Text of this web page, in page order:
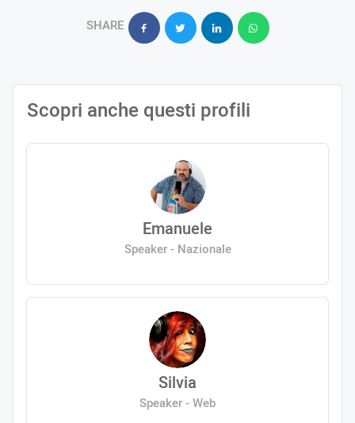
SHARE
Scopri anche questi profili
Emanuele
Speaker - Nazionale
Silvia
Speaker - Web